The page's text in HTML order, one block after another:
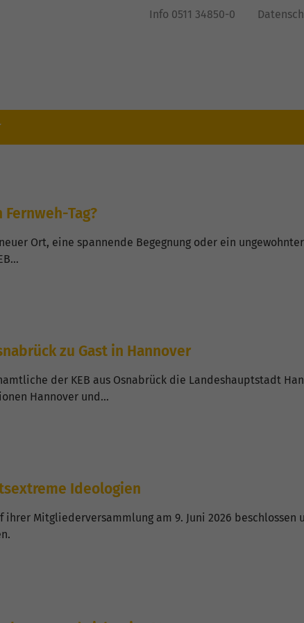
Info 0511 34850-0
Tag?
Ort, eine spannende Begegnung oder ein
zu Gast in Hannover
der KEB aus Osnabrück die Landeshauptstadt
Hannover und…
Ideologien
ihrer Mitgliederversammlung am 9. Juni 2026 beschlossen